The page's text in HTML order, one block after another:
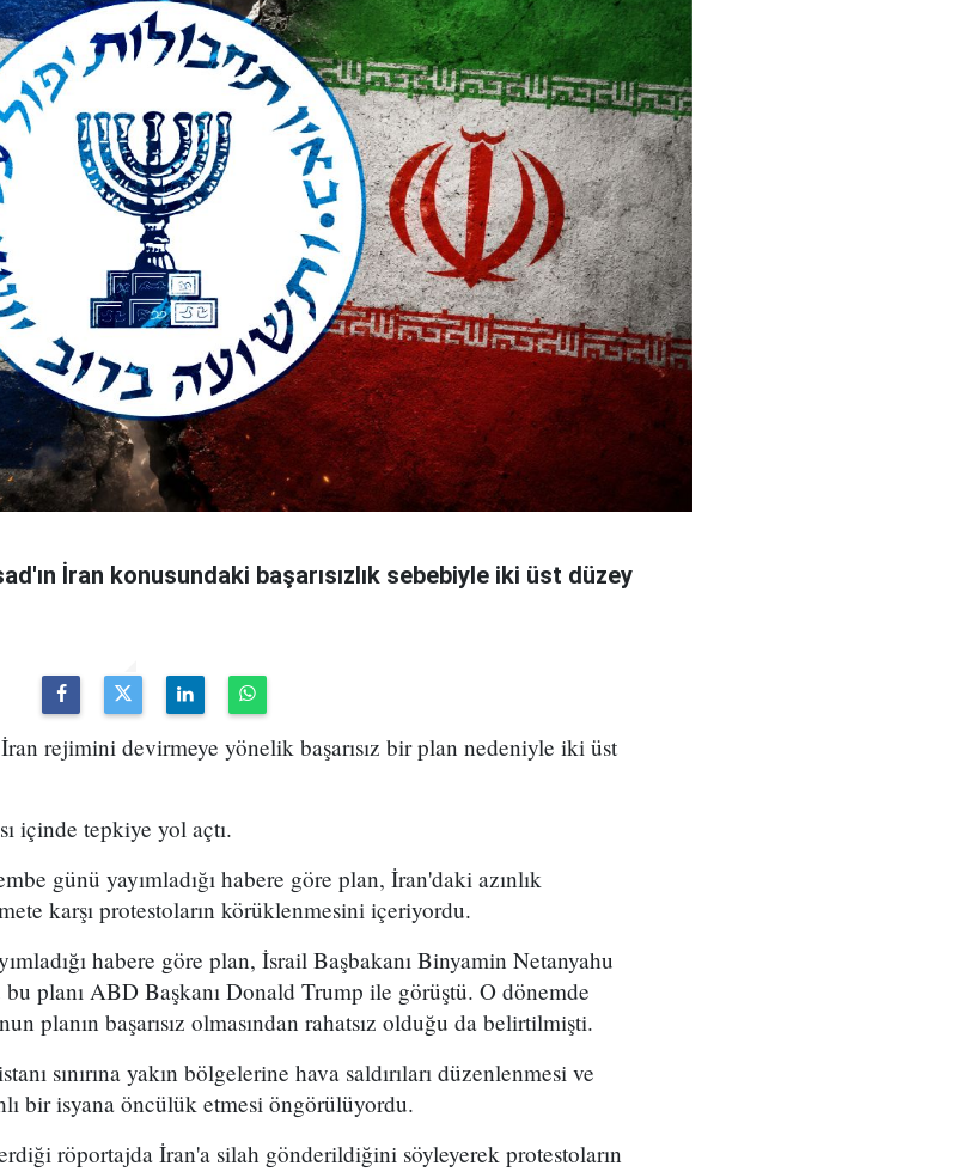
İran konusundaki başarısızlık sebebiyle iki üst düzey
rejimini devirmeye yönelik başarısız bir plan nedeniyle iki üst
içinde tepkiye yol açtı.
günü yayımladığı habere göre plan, İran'daki azınlık
karşı protestoların körüklenmesini içeriyordu.
habere göre plan, İsrail Başbakanı Binyamin Netanyahu
bu planı ABD Başkanı Donald Trump ile görüştü. O dönemde
planın başarısız olmasından rahatsız olduğu da belirtilmişti.
sınırına yakın bölgelerine hava saldırıları düzenlenmesi ve
bir isyana öncülük etmesi öngörülüyordu.
röportajda İran'a silah gönderildiğini söyleyerek protestoların